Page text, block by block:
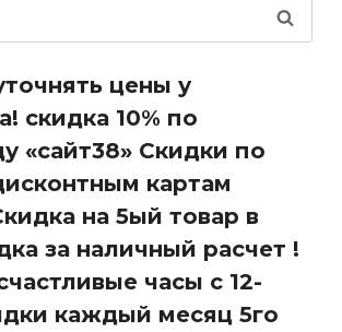
цены у
скидка 10% по
«сайт38» Скидки по
картам
на 5ый товар в
за наличный расчет !
часы с 12-
каждый месяц 5го